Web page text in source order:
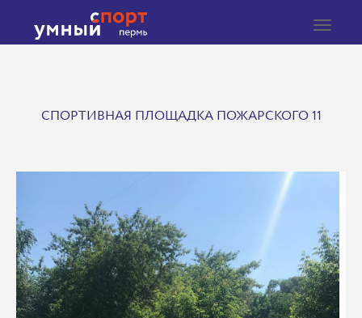
Toggle
СПОРТИВНАЯ ПЛОЩАДКА ПОЖАРСКОГО 11